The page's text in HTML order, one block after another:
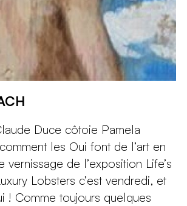
Duce côtoie Pamela
les Oui font de l’art en
vernissage de l’exposition Life’s
Lobsters c’est vendredi, et
! Comme toujours quelques